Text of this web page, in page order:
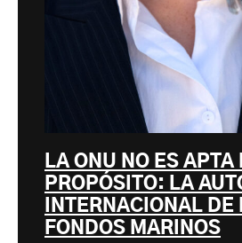
LA ONU NO ES APTA
PROPÓSITO: LA
INTERNACIONAL DE
FONDOS MARINOS